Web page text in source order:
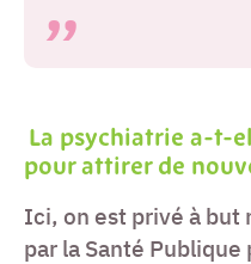
La psychiatrie a-t-
pour attirer de
Ici, on est privé à but
par la Santé